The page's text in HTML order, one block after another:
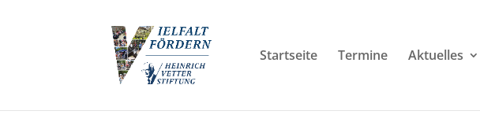
Startseite Termine Aktuelles